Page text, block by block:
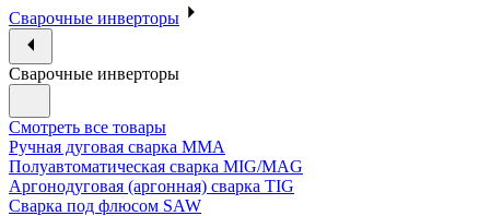
Сварочные инверторы
Сварочные инверторы
Смотреть все товары
Ручная дуговая сварка MMA
Полуавтоматическая сварка MIG/MAG
Аргонодуговая (аргонная) сварка TIG
Сварка под флюсом SAW